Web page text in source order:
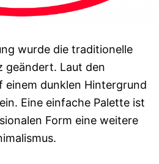
wurde die traditionelle
geändert. Laut den
einem dunklen Hintergrund
Eine einfache Palette ist
Form eine weitere